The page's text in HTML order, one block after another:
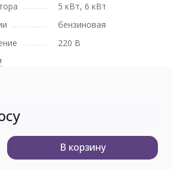
5 кВт, 6 кВт
бензиновая
220 В
В корзину